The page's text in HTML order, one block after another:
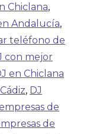
Chiclana,
Andalucía,
teléfono de
con mejor
en Chiclana
, DJ
de
de